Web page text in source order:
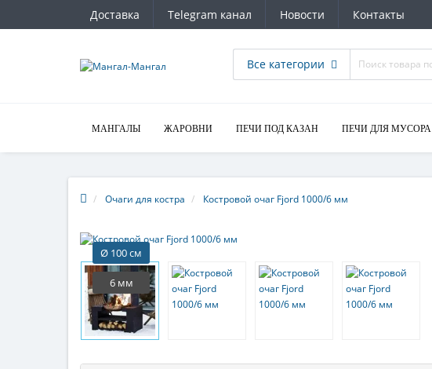
Доставка Telegram канал Новости Контакты
Все категории
МАНГАЛЫ ЖАРОВНИ ПЕЧИ ПОД КАЗАН ПЕЧИ ДЛЯ МУСОРА
Очаги для костра Костровой очаг Fjord 1000/6 мм
Ø 100 см
6 мм